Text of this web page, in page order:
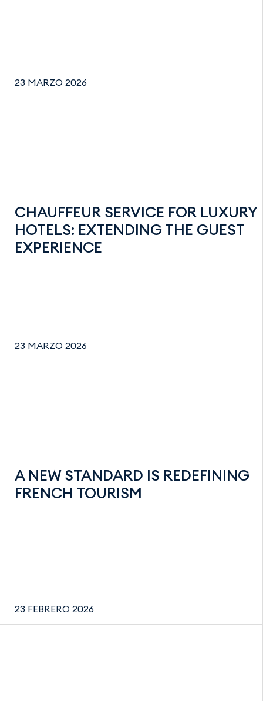
23 MARZO 2026
CHAUFFEUR SERVICE FOR LUXURY
HOTELS: EXTENDING THE GUEST
EXPERIENCE
23 MARZO 2026
A NEW STANDARD IS REDEFINING
FRENCH TOURISM
23 FEBRERO 2026